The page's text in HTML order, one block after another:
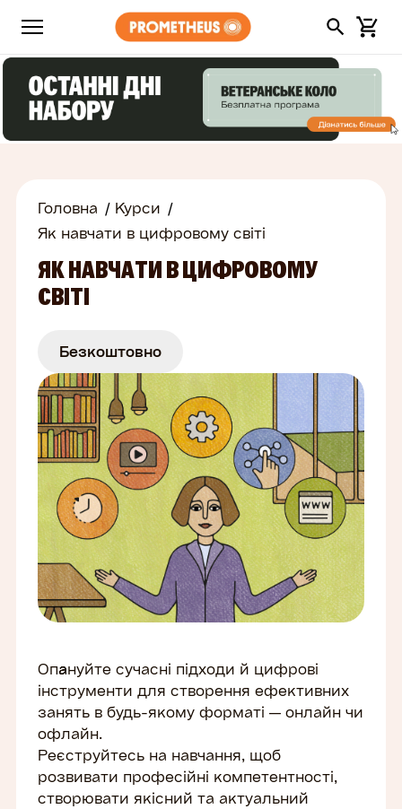
Головна
Курси
Як навчати в цифровому світі
ЯК НАВЧАТИ В ЦИФРОВОМУ
СВІТІ
Безкоштовно
Опaнуйте сучасні підходи й цифрові
інструменти для створення ефективних
занять в будь-якому форматі — онлайн чи
офлайн.
Реєструйтесь на навчання, щоб
розвивати професійні компетентності,
створювати якісний та актуальний